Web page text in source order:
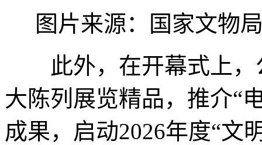
图片来源：国家文物
此外，在开幕式上，
大陈列展览精品，推介“
成果，启动2026年度“